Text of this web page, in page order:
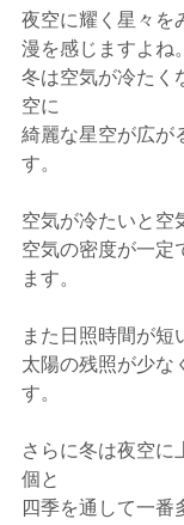
夜空に耀く星々を
漫を感じますよね。
冬は空気が冷たく
空に
綺麗な星空が広が
す。
空気が冷たいと空
空気の密度が一定
ます。
また日照時間が短
太陽の残照が少な
す。
さらに冬は夜空に
個と
四季を通して一番